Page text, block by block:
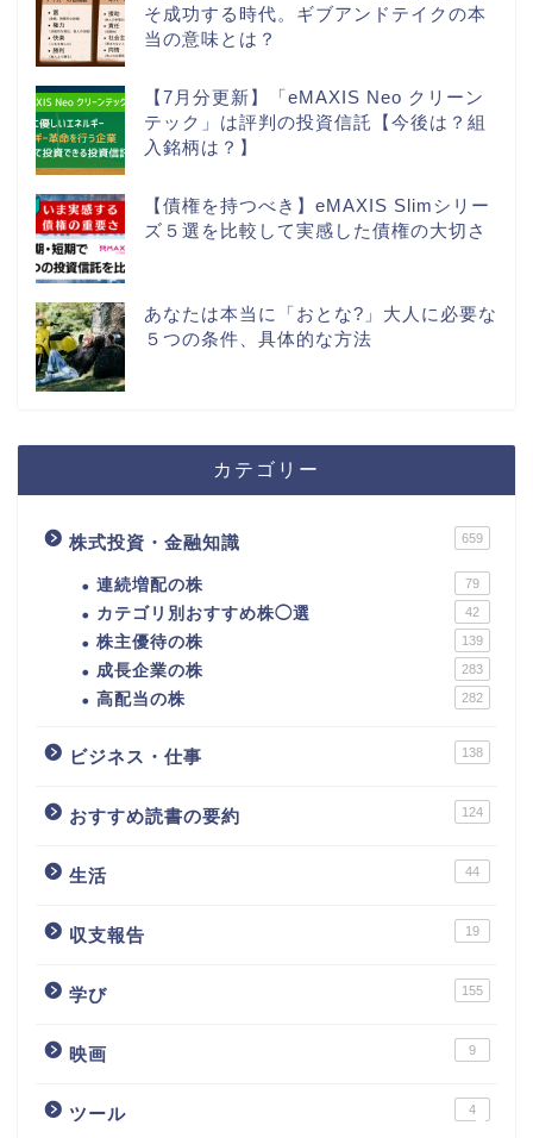
そ成功する時代。ギブアンドテイクの本
当の意味とは？
【7月分更新】「eMAXIS Neo クリーン
テック」は評判の投資信託【今後は？組
入銘柄は？】
【債権を持つべき】eMAXIS Slimシリー
ズ５選を比較して実感した債権の大切さ
あなたは本当に「おとな?」大人に必要な
５つの条件、具体的な方法
カテゴリー
株式投資・金融知識 659
連続増配の株 79
カテゴリ別おすすめ株◯選 42
株主優待の株 139
成長企業の株 283
高配当の株 282
ビジネス・仕事 138
おすすめ読書の要約 124
生活 44
収支報告 19
学び 155
映画 9
ツール 4